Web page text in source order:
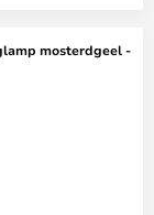
mosterdgeel -